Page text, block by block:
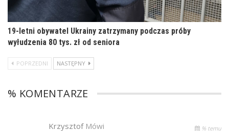
19-letni obywatel Ukrainy zatrzymany podczas próby
wyłudzenia 80 tys. zł od seniora
POPRZEDNI NASTĘPNY
% KOMENTARZE
Krzysztof Mówi % temu